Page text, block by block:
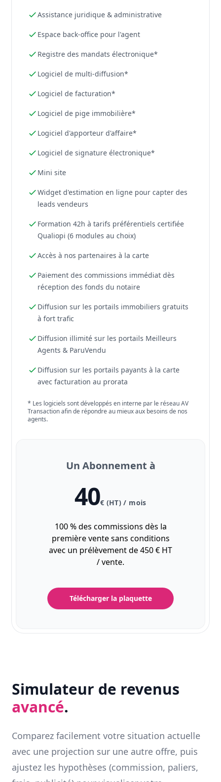
Assistance juridique & administrative
Espace back-office pour l'agent
Registre des mandats électronique*
Logiciel de multi-diffusion*
Logiciel de facturation*
Logiciel de pige immobilière*
Logiciel d'apporteur d'affaire*
Logiciel de signature électronique*
Mini site
Widget d'estimation en ligne pour capter des
leads vendeurs
Formation 42h à tarifs préférentiels certifiée
Qualiopi (6 modules au choix)
Accès à nos partenaires à la carte
Paiement des commissions immédiat dès
réception des fonds du notaire
Diffusion sur les portails immobiliers gratuits
à fort trafic
Diffusion illimité sur les portails Meilleurs
Agents & ParuVendu
Diffusion sur les portails payants à la carte
avec facturation au prorata
* Les logiciels sont développés en interne par le réseau AV
Transaction afin de répondre au mieux aux besoins de nos
agents.
Un Abonnement à
40€ (HT) / mois
100 % des commissions dès la
première vente sans conditions
avec un prélèvement de 450 € HT
/ vente.
Télécharger la plaquette
Simulateur de revenus
avancé.
Comparez facilement votre situation actuelle
avec une projection sur une autre offre, puis
ajustez les hypothèses (commission, paliers,